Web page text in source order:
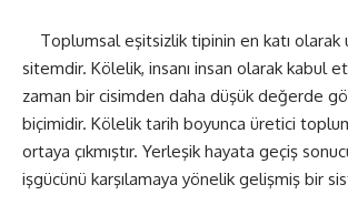
Toplumsal eşitsizlik tipinin en katı olarak
sitemdir. Kölelik, insanı insan olarak kabul
zaman bir cisimden daha düşük değerde
biçimidir. Kölelik tarih boyunca üretici
ortaya çıkmıştır. Yerleşik hayata geçiş
işgücünü karşılamaya yönelik gelişmiş bir